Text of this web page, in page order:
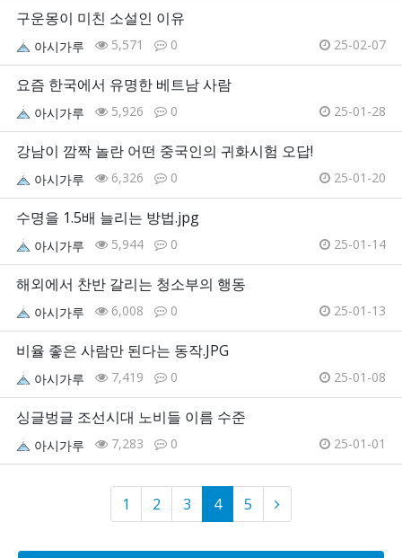
구운몽이 미친 소설인 이유
아시가루 5,571 0 25-02-07
요즘 한국에서 유명한 베트남 사람
아시가루 5,926 0 25-01-28
강남이 깜짝 놀란 어떤 중국인의 귀화시험 오답!
아시가루 6,326 0 25-01-20
수명을 1.5배 늘리는 방법.jpg
아시가루 5,944 0 25-01-14
해외에서 찬반 갈리는 청소부의 행동
아시가루 6,008 0 25-01-13
비율 좋은 사람만 된다는 동작.JPG
아시가루 7,419 0 25-01-08
싱글벙글 조선시대 노비들 이름 수준
아시가루 7,283 0 25-01-01
1 2 3 4 5